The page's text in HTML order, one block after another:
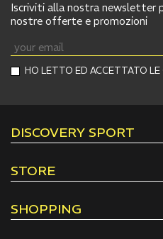
Iscriviti alla nostra newsletter
nostre offerte e promozioni
HO LETTO ED ACCETTATO LE
DISCOVERY SPORT
STORE
SHOPPING